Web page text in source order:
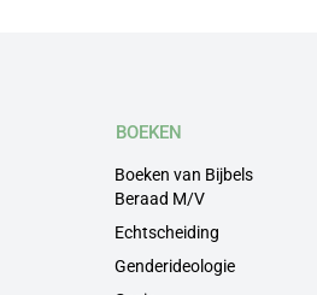
BOEKEN
Boeken van Bijbels
Beraad M/V
Echtscheiding
Genderideologie